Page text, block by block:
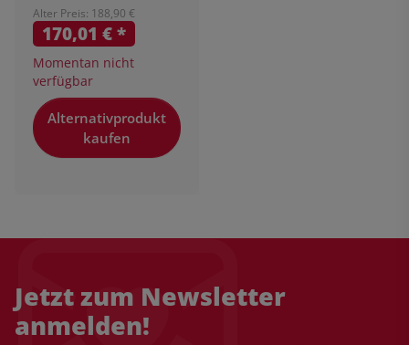
Alter Preis: 188,90 €
170,01 €*
Momentan nicht
verfügbar
Alternativprodukt
kaufen
Jetzt zum Newsletter
anmelden!